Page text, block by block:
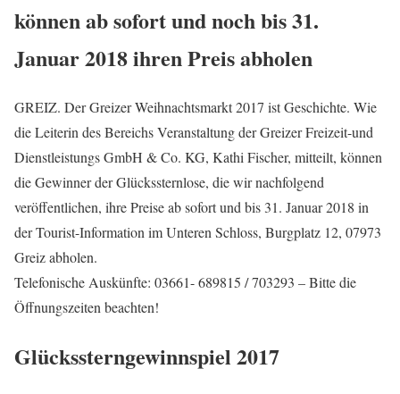
können ab sofort und noch bis 31.
Januar 2018 ihren Preis abholen
GREIZ. Der Greizer Weihnachtsmarkt 2017 ist Geschichte. Wie
die Leiterin des Bereichs Veranstaltung der Greizer Freizeit-und
Dienstleistungs GmbH & Co. KG, Kathi Fischer, mitteilt, können
die Gewinner der Glückssternlose, die wir nachfolgend
veröffentlichen, ihre Preise ab sofort und bis 31. Januar 2018 in
der Tourist-Information im Unteren Schloss, Burgplatz 12, 07973
Greiz abholen.
Telefonische Auskünfte: 03661- 689815 / 703293 – Bitte die
Öffnungszeiten beachten!
Glückssterngewinnspiel 2017